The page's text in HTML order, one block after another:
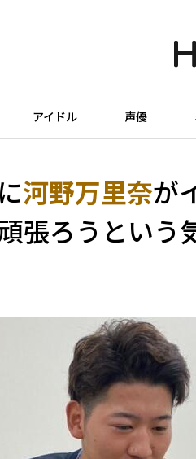
アイドル 声優
に河野万里奈が
張ろうという